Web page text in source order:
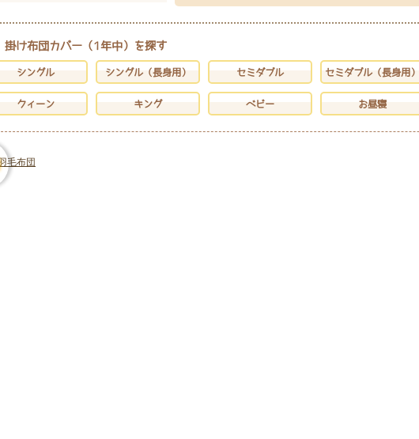
掛け布団カバー（1年中）を探す
シングル シングル（長身用） セミダブル セミダブル（長身用）
クィーン キング ベビー お昼寝